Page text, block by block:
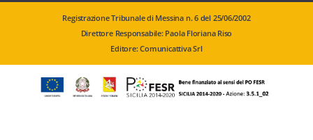
Registrazione Tribunale di Messina n. 6 del 25/06/2002
Direttore Responsabile: Paola Floriana Riso
Editore: Comunicattiva Srl